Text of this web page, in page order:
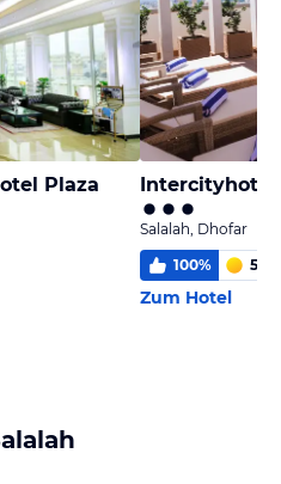
Plaza Intercityhotel
Salalah, Dhofar
100% 5,0
Zum Hotel